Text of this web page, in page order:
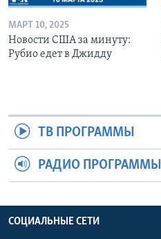
МАРТ 10, 2025
Новости США за минуту:
Рубио едет в Джидду
ТВ ПРОГРАММЫ
РАДИО ПРОГРАММЫ
СОЦИАЛЬНЫЕ СЕТИ